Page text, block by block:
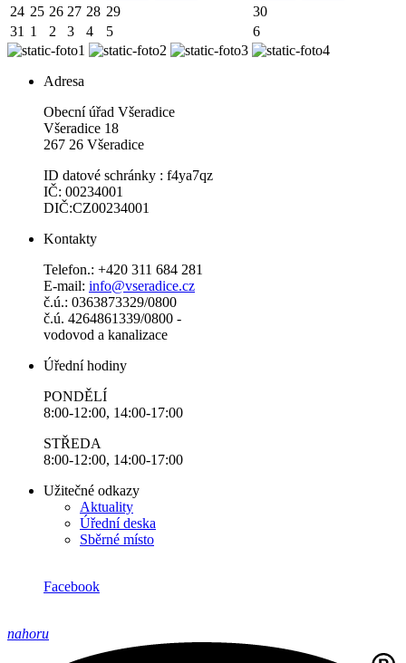
24 25 26 27 28 29
30
31 1 2 3 4 5 6
Adresa
Obecní úřad Všeradice
Všeradice 18
267 26 Všeradice
ID datové schránky : f4ya7qz
IČ: 00234001
DIČ:CZ00234001
Kontakty
Telefon.: +420 311 684 281
E-mail: info@vseradice.cz
č.ú.: 0363873329/0800
č.ú. 4264861339/0800 -
vodovod a kanalizace
Úřední hodiny
PONDĚLÍ
8:00-12:00, 14:00-17:00
STŘEDA
8:00-12:00, 14:00-17:00
Užitečné odkazy
Aktuality
Úřední deska
Sběrné místo
Facebook
nahoru